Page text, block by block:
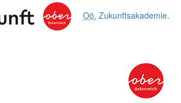
Oö. Zukunftsakademie.